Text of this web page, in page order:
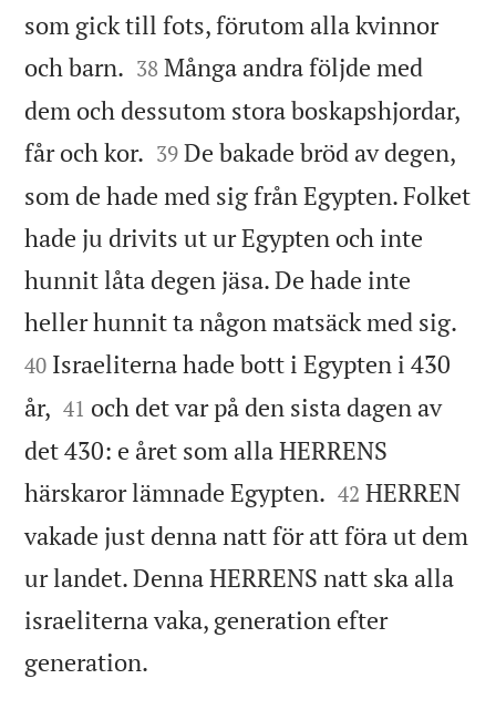
som gick till fots, förutom alla kvinnor
och barn. 

38 Många andra följde med
dem och dessutom stora boskapshjordar,
får och kor. 

39 De bakade bröd av degen,
som de hade med sig från Egypten. Folket
hade ju drivits ut ur Egypten och inte
hunnit låta degen jäsa. De hade inte
heller hunnit ta någon matsäck med sig.
40 Israeliterna hade bott i Egypten i 430
år, 

41 och det var på den sista dagen av
det 430: e året som alla HERRENS
härskaror lämnade Egypten. 

42 HERREN
vakade just denna natt för att föra ut dem
ur landet. Denna HERRENS natt ska alla
israeliterna vaka, generation efter
generation.